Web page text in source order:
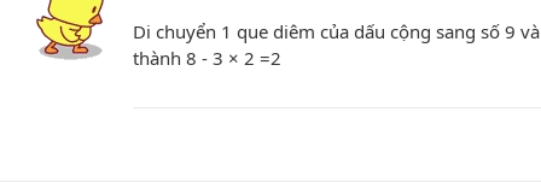
Di chuyển 1 que diêm của dấu cộng sang số 9
thành 8 - 3 × 2 =2